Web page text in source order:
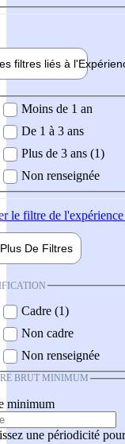
filtres liés à l'
demandée
Moins de 1 an
De 1 à 3 ans
Plus de 3 ans (1)
Non renseignée
le filtre de l'expérience
Plus De Filtres
Cadre (1)
Non cadre
Non renseignée
BRUT MINIMUM
minimum
une périodicité